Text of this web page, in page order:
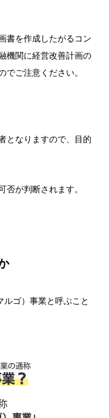
書を作成したがるコン
機関に経営改善計画の
でご注意ください。
となりますので、目的
否が判断されます。
ゴ）事業と呼ぶこと